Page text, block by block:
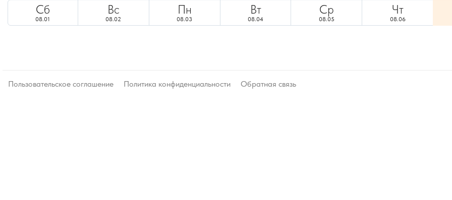
Сб
08.01
Вс
08.02
Пн
08.03
Вт
08.04
Ср
08.05
Чт
08.06
Пользовательское соглашение Политика конфиденциальности Обратная связь